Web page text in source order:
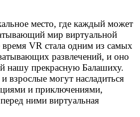
место, где каждый может
мир виртуальной
VR стала одним из самых
развлечений, и оно
нашу прекрасную Балашиху.
взрослые могут насладиться
и приключениями,
ними виртуальная